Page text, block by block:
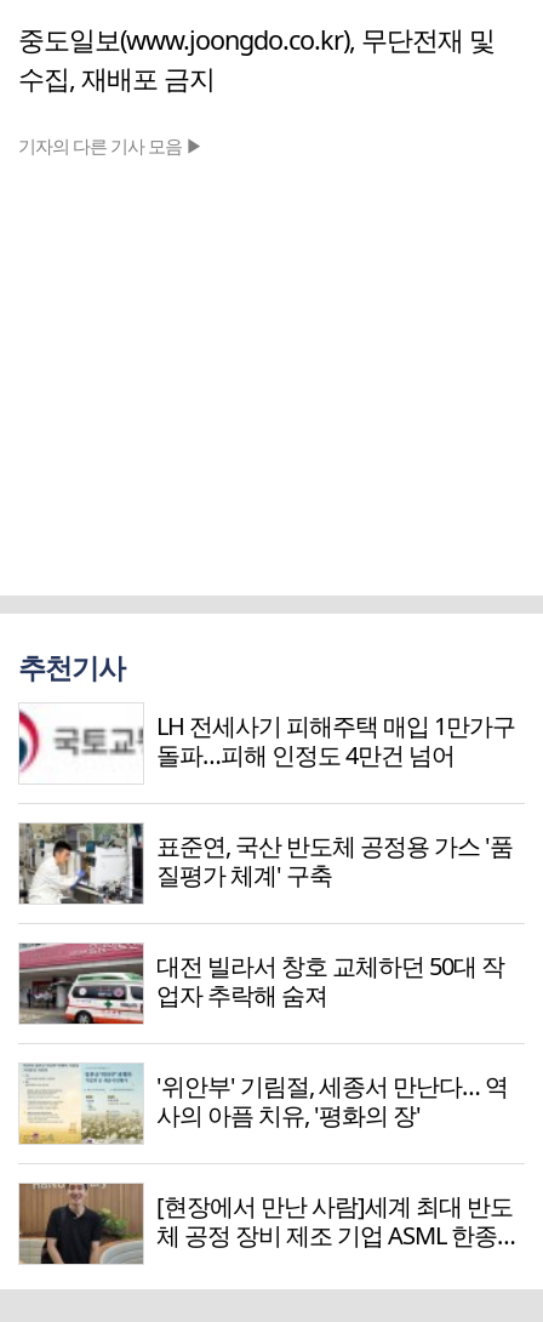
중도일보(www.joongdo.co.kr), 무단전재 및
수집, 재배포 금지
기자의 다른 기사 모음 ▶
추천기사
LH 전세사기 피해주택 매입 1만가구
돌파…피해 인정도 4만건 넘어
표준연, 국산 반도체 공정용 가스 '품
질평가 체계' 구축
대전 빌라서 창호 교체하던 50대 작
업자 추락해 숨져
'위안부' 기림절, 세종서 만난다… 역
사의 아픔 치유, '평화의 장'
[현장에서 만난 사람]세계 최대 반도
체 공정 장비 제조 기업 ASML 한종호